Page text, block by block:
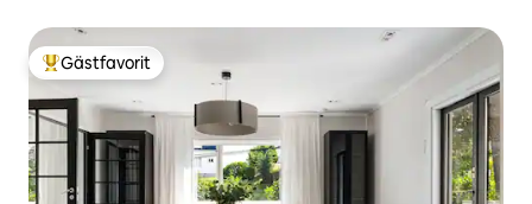
Populär gästfavorit
Gästfavorit